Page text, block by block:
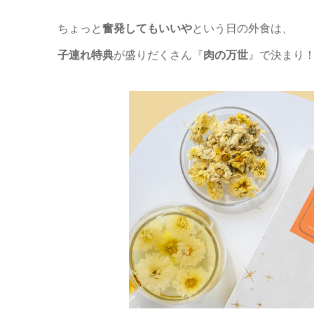
ちょっと奮発してもいいやという日の外食は、
子連れ特典が盛りだくさん『肉の万世 』で決まり